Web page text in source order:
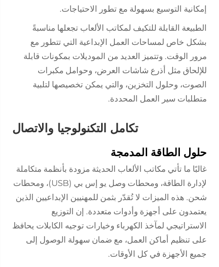
إمكانية التوسيع بسهولة مع تطور الاحتياجات.
الطبيعة القابلة للتكيف لمكاتب الألعاب تجعلها مناسبةً
بشكل خاص لمساحات العمل الإبداعية التي تتطور مع
مرور الوقت. وتتميز العديد من الموديلات بمكونات قابلة
للإلحاق مثل أذرع شاشات العرض، وحوامل مكبرات
الصوت، وحلول التخزين، والتي يمكن تخصيصها لتلبية
متطلبات سير العمل المحددة.
تكامل التكنولوجيا والاتصال
حلول الطاقة المدمجة
غالبًا ما تأتي مكاتب الألعاب الحديثة مزودة بأنظمة متكاملة
لإدارة الطاقة، ومحطات وصل يو إس بي (USB)، ومحطات
شحن. هذه الميزات لا تُقدّر بثمن للمهنيين الإبداعيين الذين
يعتمدون على أجهزة وأدوات متعددة. إن التوزيع
الاستراتيجي لمآخذ الكهرباء وخيارات توجيه الكابلات يحافظ
على تنظيم أماكن العمل، مع ضمان سهولة الوصول إلى
جميع الأجهزة في كل الأوقات.